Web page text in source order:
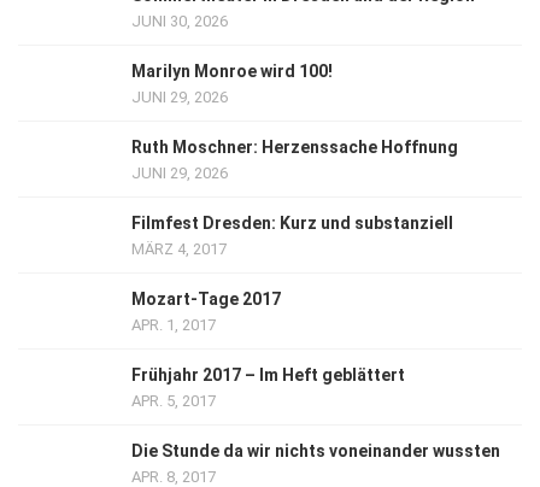
JUNI 30, 2026
Marilyn Monroe wird 100!
JUNI 29, 2026
Ruth Moschner: Herzenssache Hoffnung
JUNI 29, 2026
Filmfest Dresden: Kurz und substanziell
MÄRZ 4, 2017
Mozart-Tage 2017
APR. 1, 2017
Frühjahr 2017 – Im Heft geblättert
APR. 5, 2017
Die Stunde da wir nichts voneinander wussten
APR. 8, 2017